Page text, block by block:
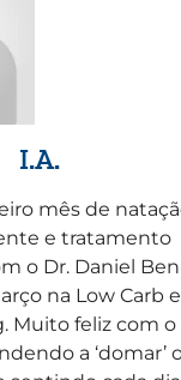
I.A.
mês de
e tratamento
o Dr. Daniel
na Low Carb
Muito feliz com o
a ‘domar’